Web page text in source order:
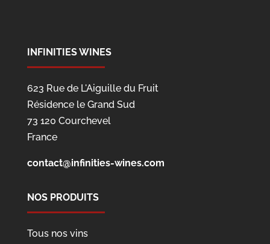
INFINITIES WINES
623 Rue de L'Aiguille du Fruit
Résidence le Grand Sud
73 120 Courchevel
France
contact@infinities-wines.com
NOS PRODUITS
Tous nos vins